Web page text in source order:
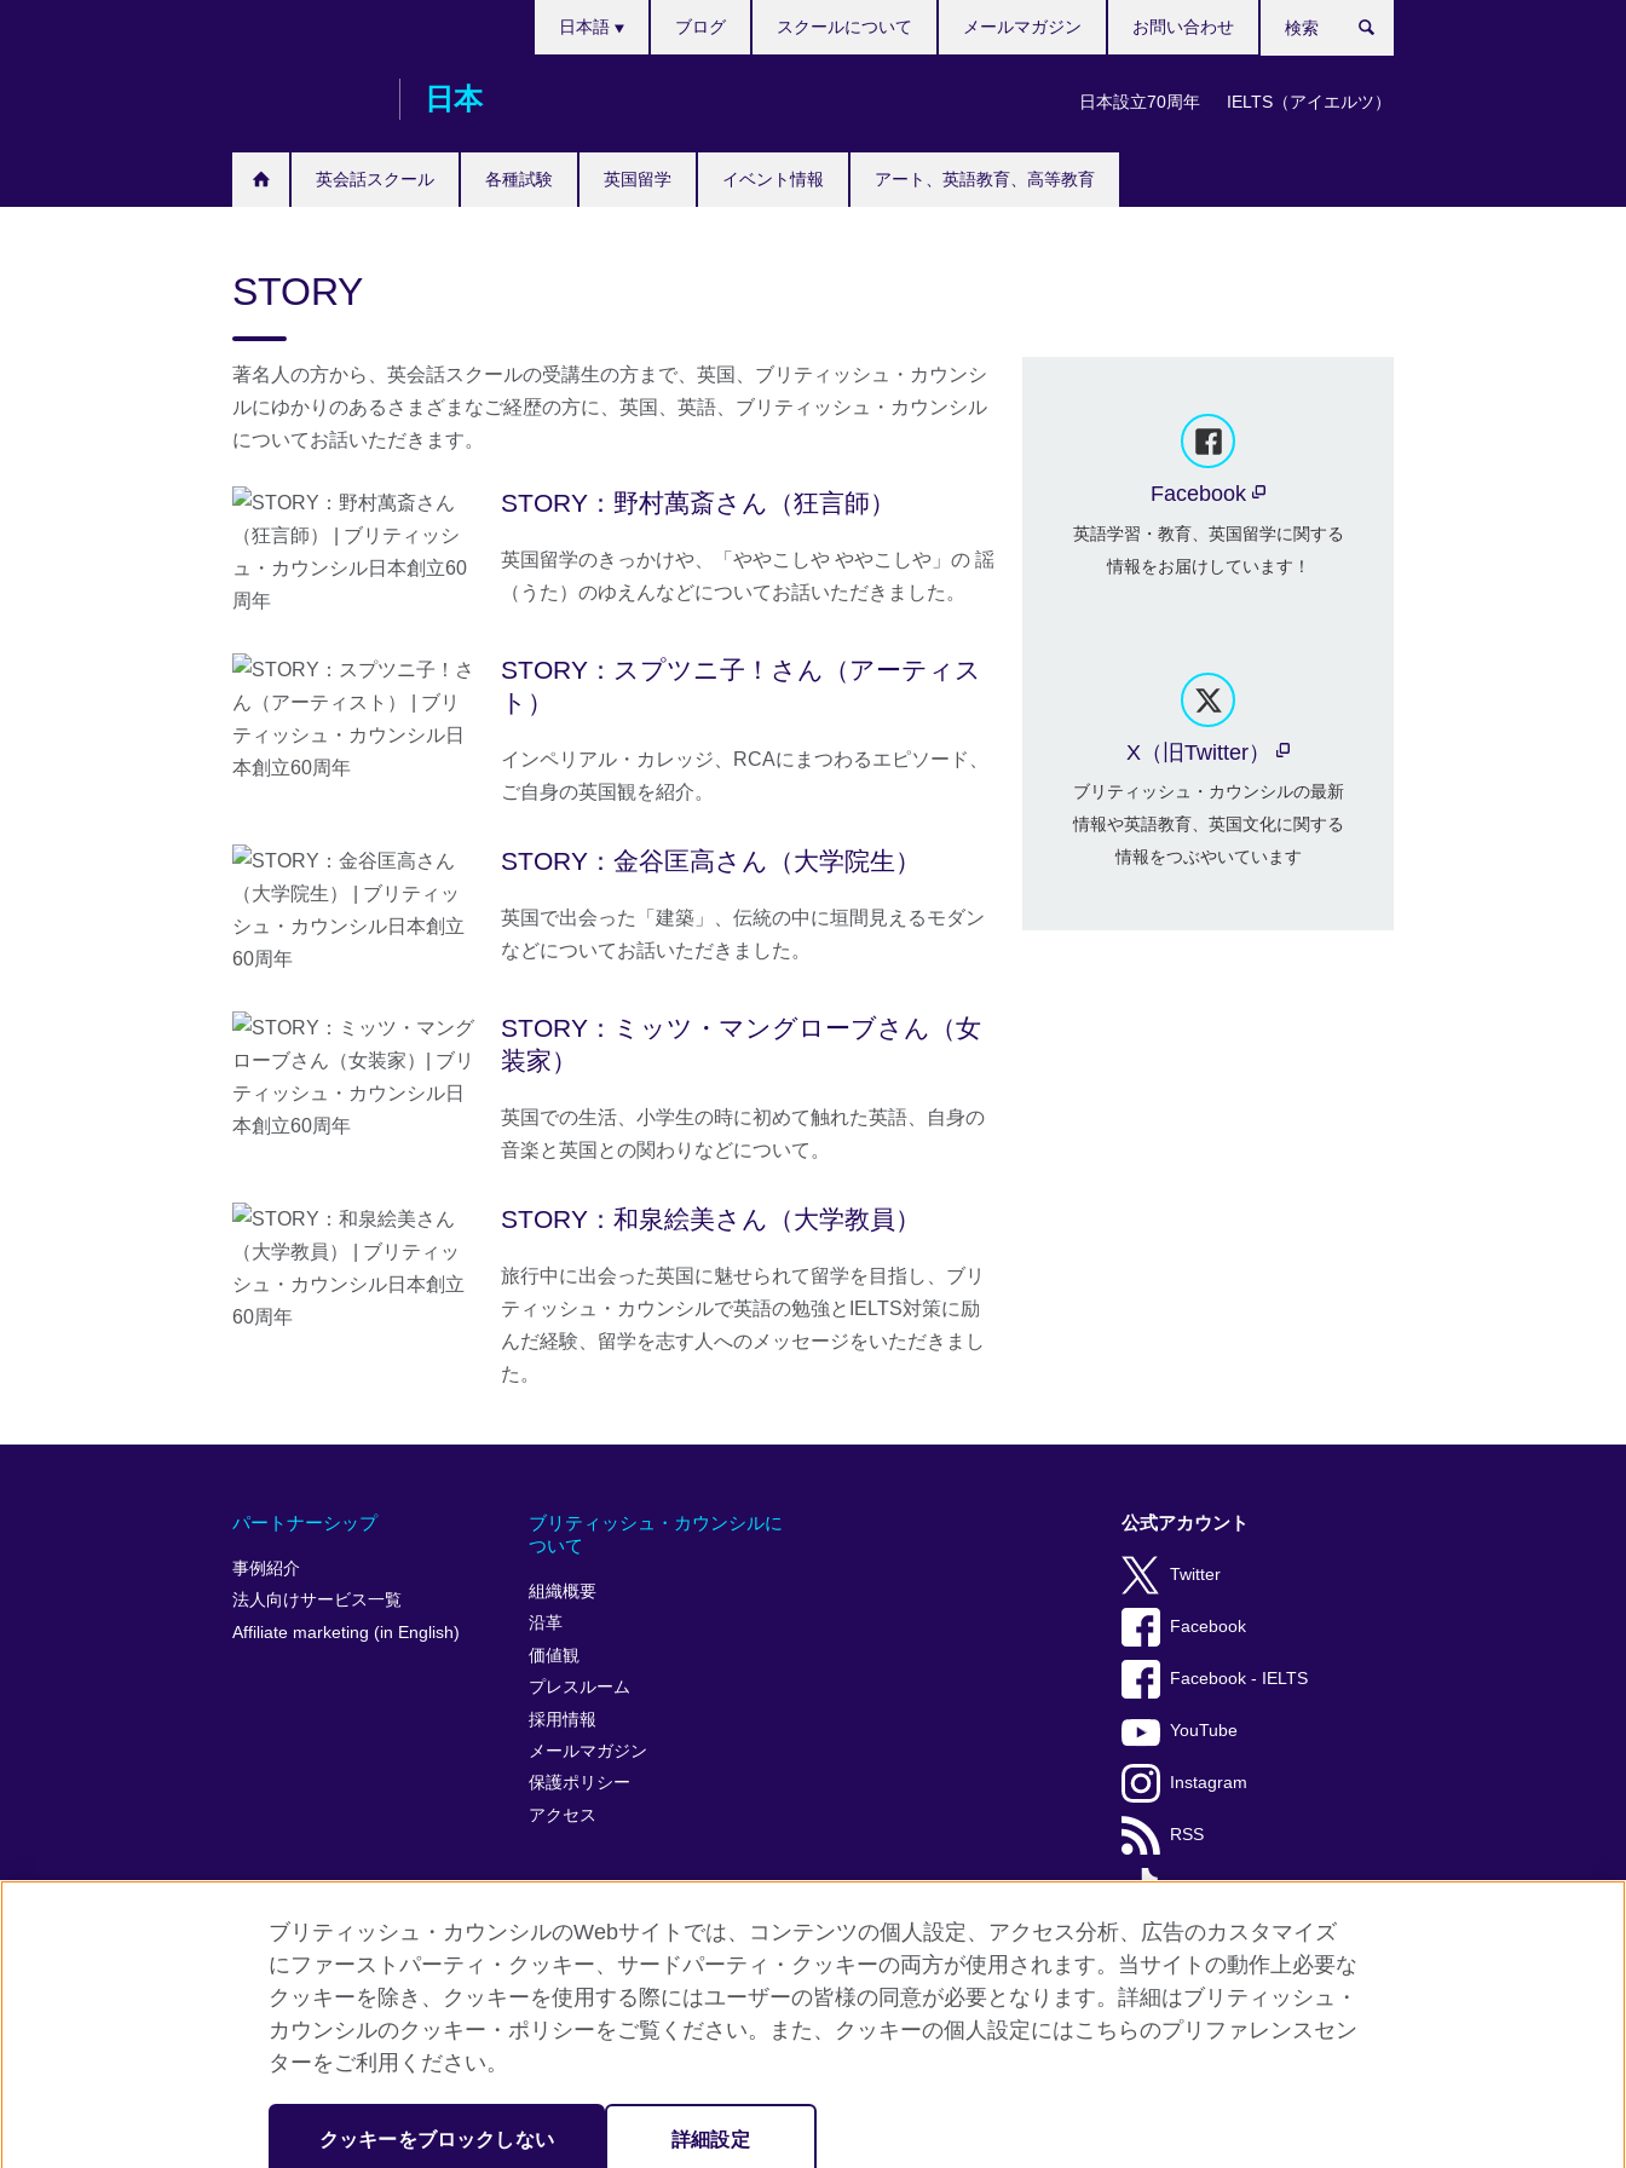
日本
英会話スクール 各種試験 英国留学 イベント情報 アート、英語教育、高等教育
Languages
日本語
日本設立70周年 IELTS（アイエルツ）
ブログ スクールについて メールマガジン お問い合わせ
索
STORY
著名人の方から、英会話スクールの受講生の方まで、英国、ブリティッシュ・カウンシ
ルにゆかりのあるさまざまなご経歴の方に、英国、英語、ブリティッシュ・カウンシル
についてお話いただきます。
STORY：野村萬斎さん（狂言師）
英国留学のきっかけや、「ややこしや ややこしや」の 謡
（うた）のゆえんなどについてお話いただきました。
STORY：スプツニ子！さん（アーティス
ト）
インペリアル・カレッジ、RCAにまつわるエピソード、
ご自身の英国観を紹介。
STORY：金谷匡高さん（大学院生）
英国で出会った「建築」、伝統の中に垣間見えるモダン
などについてお話いただきました。
STORY：ミッツ・マングローブさん（女
装家）
英国での生活、小学生の時に初めて触れた英語、自身の
音楽と英国との関わりなどについて。
STORY：和泉絵美さん（大学教員）
旅行中に出会った英国に魅せられて留学を目指し、ブリ
ティッシュ・カウンシルで英語の勉強とIELTS対策に励
んだ経験、留学を志す人へのメッセージをいただきまし
た。
Facebook
英語学習・教育、英国留学に関する
情報をお届けしています！
X（旧Twitter）
ブリティッシュ・カウンシルの最新
情報や英語教育、英国文化に関する
情報をつぶやいています
パートナーシップ
事例紹介
法人向けサービス一覧
Affiliate marketing (in English)
ブリティッシュ・カウンシルに
ついて
組織概要
沿革
価値観
プレスルーム
採用情報
メールマガジン
保護ポリシー
アクセス
公式アカウント
Twitter
Facebook
Facebook - IELTS
YouTube
Instagram
RSS
TikTok
グローバルサイト ご利用に際して 個人情報保護 クッキー（Cookie）について よくあるご質問 サイトマップ
© 2026 British Council
ブリティッシュ・カウンシルは英国の公的な国際文化交流機関です。
英国では公益団体（非営利組織）として登録されています。公益団体番号：209131（イングランド、ウェールズ）、SC037733 （スコットランド）
ブリティッシュ・カウンシルのWebサイトでは、コンテンツの個人設定、アクセス分析、広告のカスタマイズ
にファーストパーティ・クッキー、サードパーティ・クッキーの両方が使用されます。当サイトの動作上必要な
クッキーを除き、クッキーを使用する際にはユーザーの皆様の同意が必要となります。詳細はブリティッシュ・
カウンシルのクッキー・ポリシーをご覧ください。また、クッキーの個人設定にはこちらのプリファレンスセン
ターをご利用ください。
クッキーをブロックしない 詳細設定